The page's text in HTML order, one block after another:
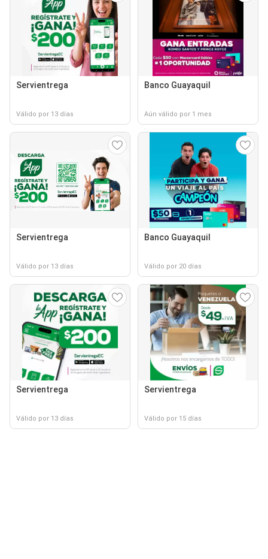
Servientrega
Válido por 13 días
Banco Guayaquil
Aún válido por 1 mes
Servientrega
Válido por 13 días
Banco Guayaquil
Válido por 20 días
Servientrega
Válido por 13 días
Servientrega
Válido por 15 días